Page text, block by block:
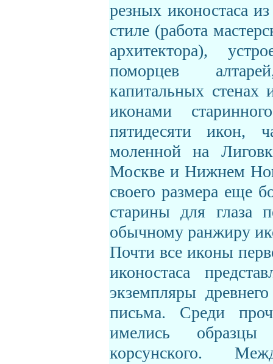
резных иконостаса
стиле (работа
архитектора),
поморцев
капитальных стенах
иконами
пятидесяти икон,
моленной на
Москве и Нижнем
своего размера еще
старины для глаза
обычному ранжиру
Почти все иконы
иконостаса
экземпляры
письма. Среди
имелись
корсунского.